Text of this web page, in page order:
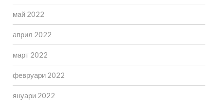
май 2022
април 2022
март 2022
февруари 2022
януари 2022